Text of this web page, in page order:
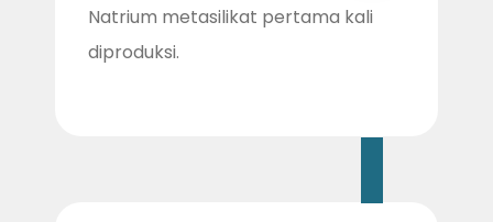
Natrium metasilikat pertama kali
diproduksi.